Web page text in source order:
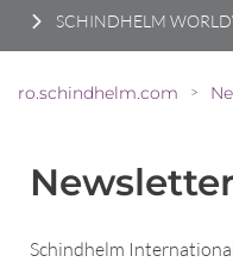
SCHINDHELM
ro.schindhelm.com >
Schindhelm